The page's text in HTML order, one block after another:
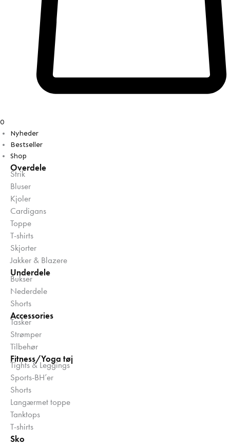
0
Nyheder
Bestseller
Shop
Overdele
Strik
Bluser
Kjoler
Cardigans
Toppe
T-shirts
Skjorter
Jakker & Blazere
Underdele
Bukser
Nederdele
Shorts
Accessories
Tasker
Strømper
Tilbehør
Fitness/Yoga tøj
Tights & Leggings
Sports-BH’er
Shorts
Langærmet toppe
Tanktops
T-shirts
Sko